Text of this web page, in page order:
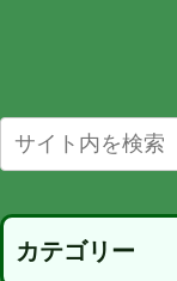
カテゴリー